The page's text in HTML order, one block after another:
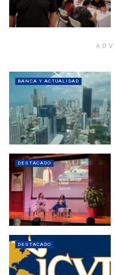
BANCA Y ACTUALIDAD
DESTACADO
DESTACADO